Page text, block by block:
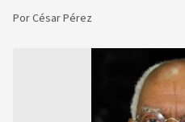
PorCésar Pérez